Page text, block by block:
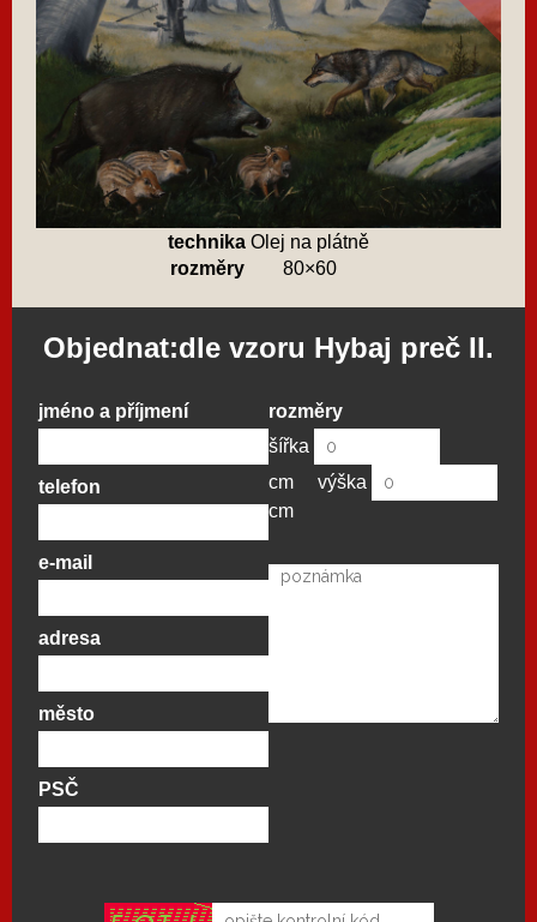
technika Olej na plátně
rozměry
80×60
Objednat:dle vzoru Hybaj preč II.
jméno a příjmení
telefon
e-mail
adresa
město
PSČ
rozměry
šířka
cm
výška
cm